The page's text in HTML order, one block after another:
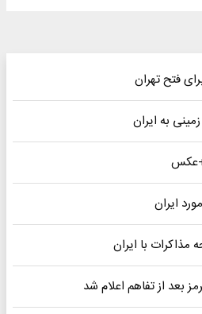
به ایران
ایران
با ایران
بعد از تفاهم اعلام شد